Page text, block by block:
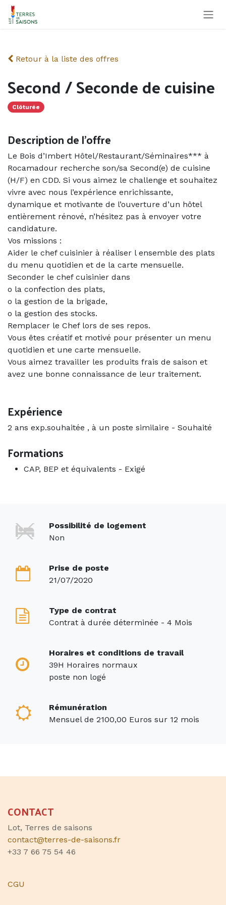
Se rendre au contenu
Retour à la liste des offres
Second / Seconde de cuisine
Clôturée
Description de l'offre
Le Bois d’Imbert Hôtel/Restaurant/Séminaires*** à
Rocamadour recherche son/sa Second(e) de cuisine
(H/F) en CDD. Si vous aimez le challenge et souhaitez
vivre avec nous l’expérience enrichissante,
dynamique et motivante de l’ouverture d’un hôtel
entièrement rénové, n’hésitez pas à envoyer votre
candidature.
Vos missions :
Aider le chef cuisinier à réaliser l ensemble des plats
du menu quotidien et de la carte mensuelle.
Seconder le chef cuisinier dans
o la confection des plats,
o la gestion de la brigade,
o la gestion des stocks.
Remplacer le Chef lors de ses repos.
Vous êtes créatif et motivé pour présenter un menu
quotidien et une carte mensuelle.
Vous aimez travailler les produits frais de saison et
avez une bonne connaissance de leur traitement.
Expérience
2 ans exp.souhaitée , à un poste similaire - Souhaité
Formations
CAP, BEP et équivalents - Exigé
Possibilité de logement
Non
Prise de poste
21/07/2020
Type de contrat
Contrat à durée déterminée - 4 Mois
Horaires et conditions de travail
39H Horaires normaux
poste non logé
Rémunération
Mensuel de 2100,00 Euros sur 12 mois
CONTACT
Lot, Terres de saisons
contact@terres-de-saisons.fr
+33 7 66 75 54 46
CGU